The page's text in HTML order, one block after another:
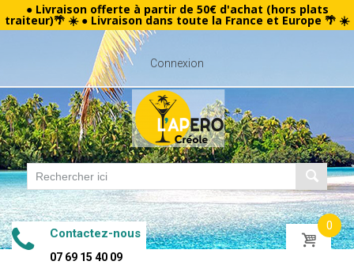
● Livraison offerte à partir de 50€ d'achat (hors plats
traiteur)🌴 ☀️ ● Livraison dans toute la France et Europe 🌴 ☀️
Connexion
Contactez-nous
07 69 15 40 09
0